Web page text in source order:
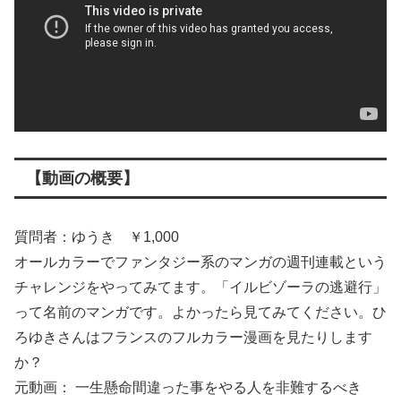
【動画の概要】
質問者：ゆうき ￥1,000
オールカラーでファンタジー系のマンガの週刊連載という
チャレンジをやってみてます。「イルビゾーラの逃避行」
って名前のマンガです。よかったら見てみてください。ひ
ろゆきさんはフランスのフルカラー漫画を見たりします
か？
元動画： 一生懸命間違った事をやる人を非難するべき